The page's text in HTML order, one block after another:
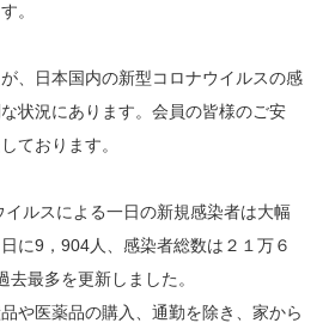
。
、日本国内の新型コロナウイルスの感
状況にあります。会員の皆様のご安
ております。
ルスによる一日の新規感染者は大幅
に9，904人、感染者総数は２１万６
最多を更新しました。
や医薬品の購入、通勤を除き、家から